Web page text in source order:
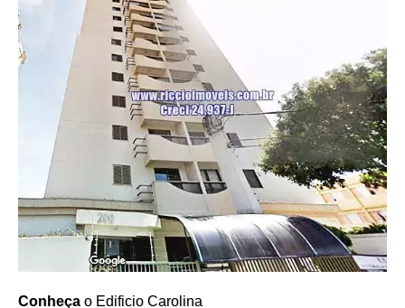
Conheça o Edificio Carolina